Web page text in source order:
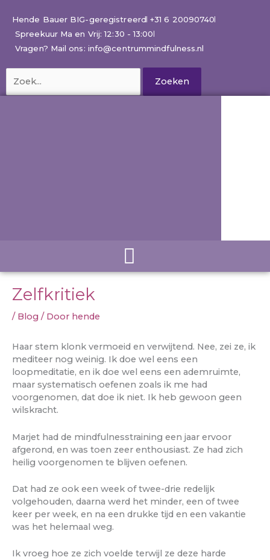
naar
inhoud
Hende Bauer BIG-geregistreerd +31 6 20090740
Spreekuur Ma en Vrij: 12:30 - 13:00
Vragen? Mail ons: info@centrummindfulness.nl
naar:
Zelfkritiek
/ Blog / Door hende
Haar stem klonk vermoeid en verwijtend. Nee, zei ze, ik
mediteer nog weinig. Ik doe wel eens een
loopmeditatie, en ik doe wel eens een ademruimte,
maar systematisch oefenen zoals ik me had
voorgenomen, dat doe ik niet. Ik heb gewoon geen
wilskracht.
Marjet had de mindfulnesstraining een jaar ervoor
afgerond, en was toen zeer enthousiast. Ze had zich
heilig voorgenomen te blijven oefenen.
Dat had ze ook een week of twee-drie redelijk
volgehouden, daarna werd het minder, een of twee
keer per week, en na een drukke tijd en een vakantie
was het helemaal weg.
Ik vroeg hoe ze zich voelde terwijl ze deze harde